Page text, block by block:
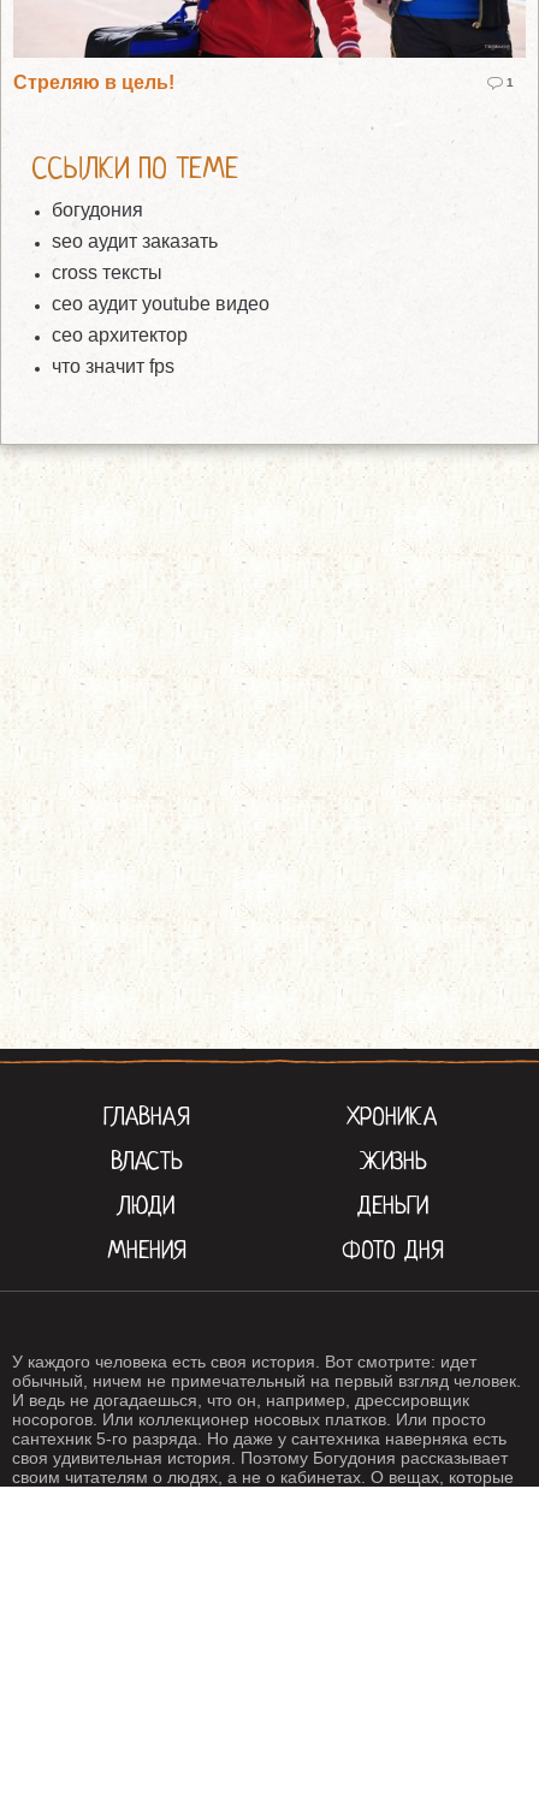
Стреляю в цель! 1
ССЫЛКИ ПО ТЕМЕ
богудония
seo аудит заказать
cross тексты
сео аудит youtube видео
сео архитектор
что значит fps
ГЛАВНАЯ
ХРОНИКА
ВЛАСТЬ
ЖИЗНЬ
ЛЮДИ
ДЕНЬГИ
МНЕНИЯ
ФОТО ДНЯ
У каждого человека есть своя история. Вот смотрите: идет
обычный, ничем не примечательный на первый взгляд человек.
И ведь не догадаешься, что он, например, дрессировщик
носорогов. Или коллекционер носовых платков. Или просто
сантехник 5-го разряда. Но даже у сантехника наверняка есть
своя удивительная история. Поэтому Богудония рассказывает
своим читателям о людях, а не о кабинетах. О вещах, которые